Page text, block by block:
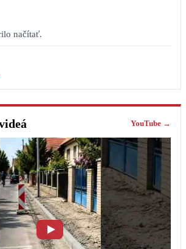
načítať.
YouTube →